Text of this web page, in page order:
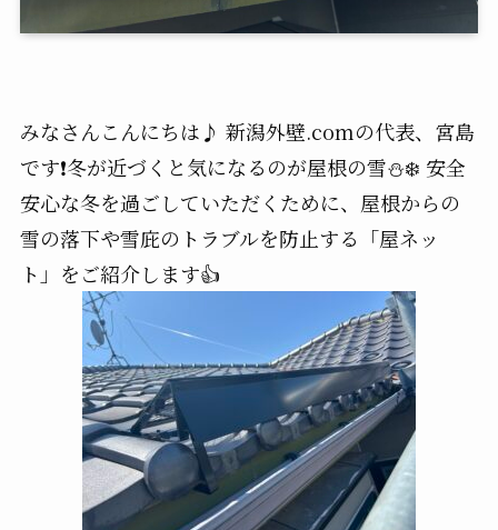
みなさんこんにちは♪ 新潟外壁.comの代表、宮島
です❗️冬が近づくと気になるのが屋根の雪⛄️❄️ 安全
安心な冬を過ごしていただくために、屋根からの
雪の落下や雪庇のトラブルを防止する「屋ネッ
ト」をご紹介します👍